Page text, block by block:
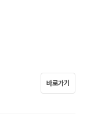
바로가기